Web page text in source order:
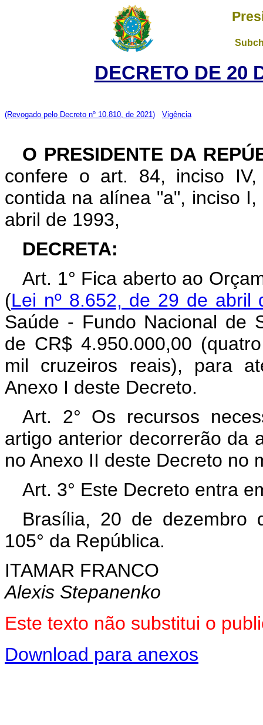
DECRETO DE 20
(Revogado pelo Decreto nº 10.810, de 2021) Vigência
O PRESIDENTE DA
confere o art. 84, inciso
contida na alínea "a", inciso
abril de 1993,
DECRETA:
Art. 1° Fica aberto ao
(Lei nº 8.652, de 29 de abril
Saúde - Fundo Nacional de
de CR$ 4.950.000,00
mil cruzeiros reais), para
Anexo I deste Decreto.
Art. 2° Os recursos
artigo anterior decorrerão da
no Anexo II deste Decreto no
Art. 3° Este Decreto entra
Brasília, 20 de dezembro
105° da República.
ITAMAR FRANCO
Alexis Stepanenko
Este texto não substitui o
Download para anexos